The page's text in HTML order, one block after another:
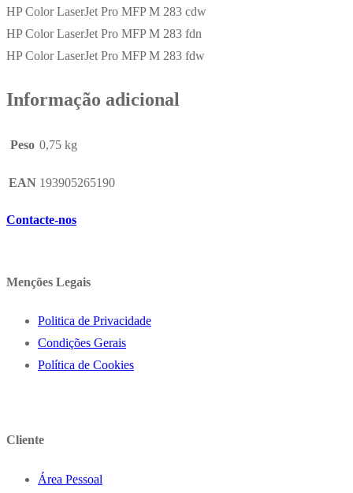
HP Color LaserJet Pro MFP M 283 cdw
HP Color LaserJet Pro MFP M 283 fdn
HP Color LaserJet Pro MFP M 283 fdw
Informação adicional
Peso 0,75 kg
EAN 193905265190
Contacte-nos
Menções Legais
Politica de Privacidade
Condições Gerais
Política de Cookies
Cliente
Área Pessoal